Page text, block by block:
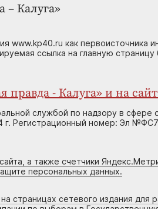
– Калуга»
www.kp40.ru как первоисточника
ссылка на главную
- Калуга» и на
службой по надзору в сфере
г. Регистрационный номер: Эл
а также счетчики
персональных данных.
страницах сетевого издания для